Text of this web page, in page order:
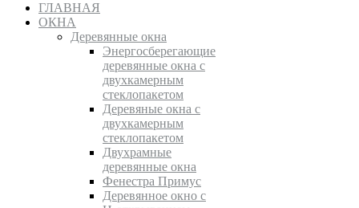
ГЛАВНАЯ
ОКНА
Деревянные окна
Энергосберегающие
деревянные окна с
двухкамерным
стеклопакетом
Деревяные окна с
двухкамерным
стеклопакетом
Двухрамные
деревянные окна
Фенестра Примус
Деревянное окно с